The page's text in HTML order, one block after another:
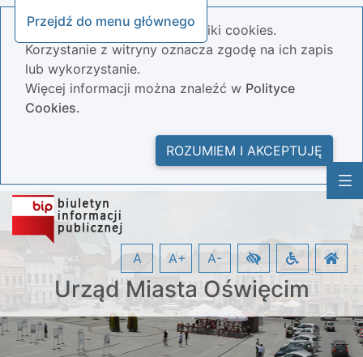
Przejdź do menu głównego
Nasza strona wykorzystuje pliki cookies.
Korzystanie z witryny oznacza zgodę na ich zapis
lub wykorzystanie.
Więcej informacji można znaleźć w Polityce
Cookies.
ROZUMIEM I AKCEPTUJĘ
Urząd Miasta Oświęcim
A A+ A-